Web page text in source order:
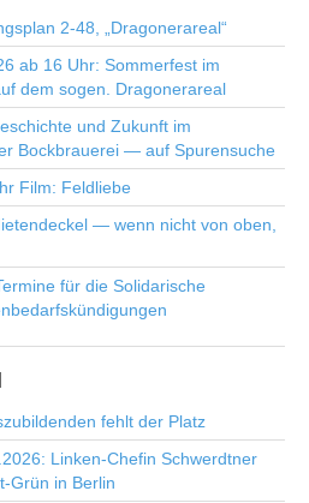
2-48, „Dragonerareal“
ab 16 Uhr: Sommerfest im
dem sogen. Dragonerareal
und Zukunft im
Bockbrauerei — auf Spurensuche
Film: Feldliebe
— wenn nicht von oben,
für die Solidarische
fehlt der Platz
Linken-Chefin Schwerdtner
Grün in Berlin